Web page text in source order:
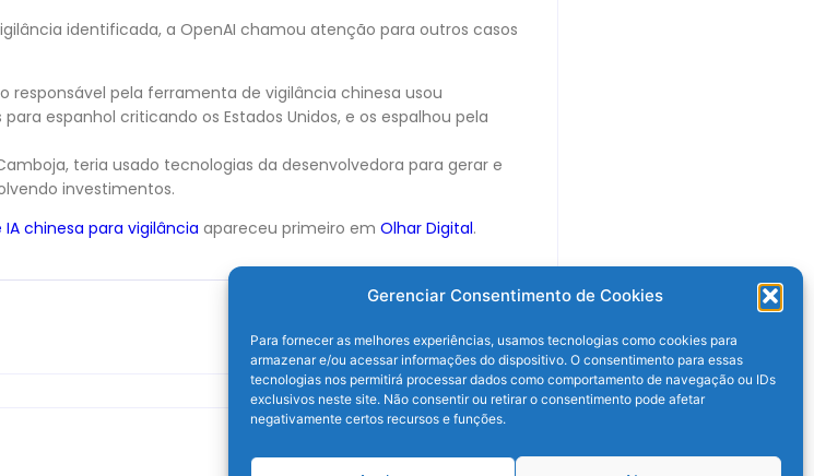
Gerenciar Consentimento de Cookies
Para fornecer as melhores experiências, usamos tecnologias como cookies para
armazenar e/ou acessar informações do dispositivo. O consentimento para essas
tecnologias nos permitirá processar dados como comportamento de navegação ou IDs
exclusivos neste site. Não consentir ou retirar o consentimento pode afetar
negativamente certos recursos e funções.
identificada, a OpenAI chamou atenção para outros casos
responsável pela ferramenta de vigilância chinesa usou
espanhol criticando os Estados Unidos, e os espalhou pela
teria usado tecnologias da desenvolvedora para gerar e
investimentos.
chinesa para vigilância apareceu primeiro em Olhar Digital.
Próximo post